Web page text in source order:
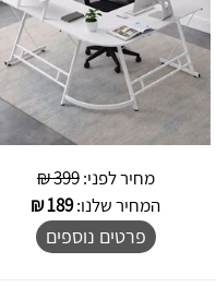
מחיר לפני:399 ₪
המחיר שלנו:189
₪
פרטים נוספים